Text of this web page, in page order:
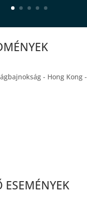
- Hong Kong -
ESEMÉNYEK